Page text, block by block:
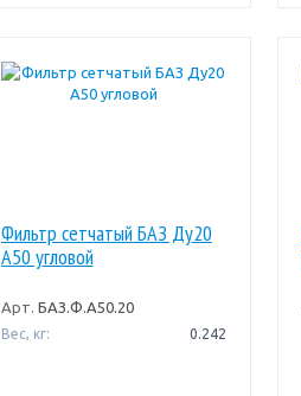
Фильтр сетчатый БАЗ Ду20
А50 угловой
Арт. БАЗ.Ф.А50.20
Вес, кг: 0.242